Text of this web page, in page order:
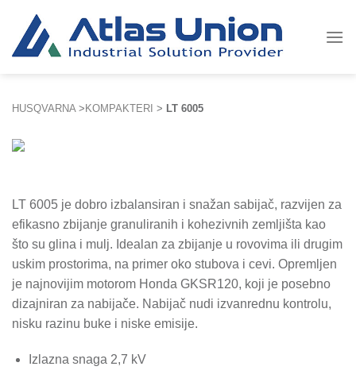
content
HUSQVARNA> KOMPAKTERI > LT 6005
LT 6005 je dobro izbalansiran i snažan sabijač, razvijen za
efikasno zbijanje granuliranih i kohezivnih zemljišta kao
što su glina i mulj. Idealan za zbijanje u rovovima ili drugim
uskim prostorima, na primer oko stubova i cevi. Opremljen
je najnovijim motorom Honda GKSR120, koji je posebno
dizajniran za nabijače. Nabijač nudi izvanrednu kontrolu,
nisku razinu buke i niske emisije.
Izlazna snaga 2,7 kV